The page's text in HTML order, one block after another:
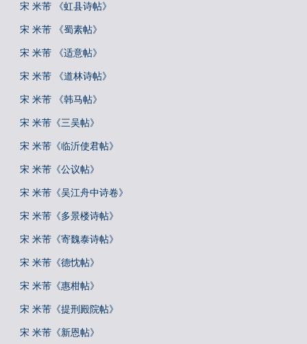
宋 米芾 《虹县诗帖》
宋 米芾 《蜀素帖》
宋 米芾 《适意帖》
宋 米芾 《道林诗帖》
宋 米芾 《韩马帖》
宋 米芾《三吴帖》
宋 米芾《临沂使君帖》
宋 米芾《公议帖》
宋 米芾《吴江舟中诗卷》
宋 米芾《多景楼诗帖》
宋 米芾《寄魏泰诗帖》
宋 米芾《德忱帖》
宋 米芾《惠柑帖》
宋 米芾《提刑殿院帖》
宋 米芾《新恩帖》